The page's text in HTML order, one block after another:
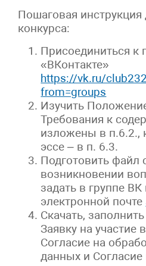
Пошаговая инструкция
конкурса:
Присоединиться к
«ВКонтакте»
https://vk.ru/
from=groups
Изучить
Требования к
изложены в
эссе – в п. 6.3.
Подготовить файл
возникновении
задать в группе
электронной почте
Скачать,
Заявку на участие
Согласие на
данных и Согласие